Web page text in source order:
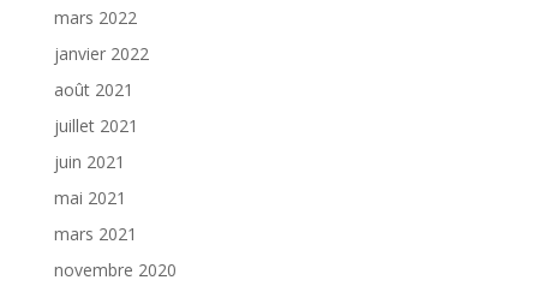
mars 2022
janvier 2022
août 2021
juillet 2021
juin 2021
mai 2021
mars 2021
novembre 2020